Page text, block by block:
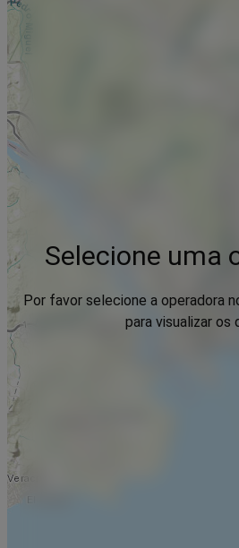
Selecione uma
Por favor selecione a operadora
para visualizar os